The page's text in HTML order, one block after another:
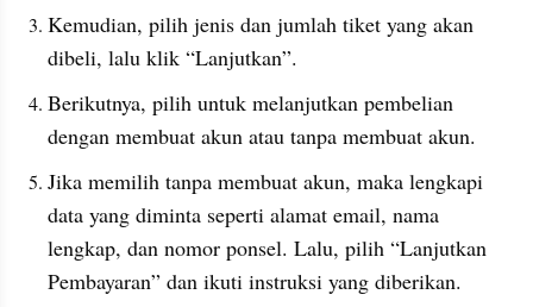
Kemudian, pilih jenis dan jumlah tiket yang akan
dibeli, lalu klik “Lanjutkan”.
Berikutnya, pilih untuk melanjutkan pembelian
dengan membuat akun atau tanpa membuat akun.
Jika memilih tanpa membuat akun, maka lengkapi
data yang diminta seperti alamat email, nama
lengkap, dan nomor ponsel. Lalu, pilih “Lanjutkan
Pembayaran” dan ikuti instruksi yang diberikan.